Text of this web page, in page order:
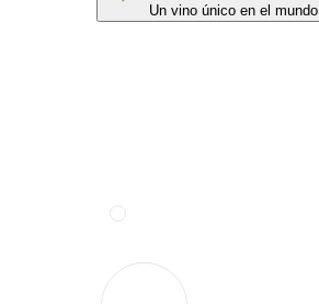
Un vino único en el mundo